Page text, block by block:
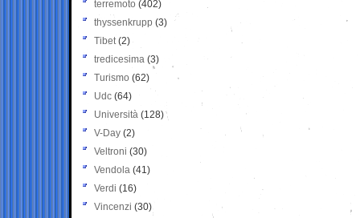
terremoto (402)
thyssenkrupp (3)
Tibet(2)
tredicesima (3)
Turismo (62)
Udc (64)
Università (128)
V-Day (2)
Veltroni (30)
Vendola (41)
Verdi (16)
Vincenzi (30)